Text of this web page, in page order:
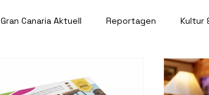
Gran Canaria Aktuell Reportagen Kultur
Sport &